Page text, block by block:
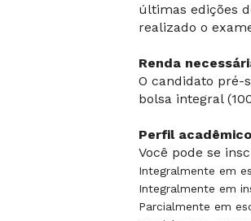
últimas edições
realizado o
Renda
O candidato pré-
bolsa integral
Perfil acadêmico
Você pode se
Integralmente em
Integralmente em
Parcialmente em